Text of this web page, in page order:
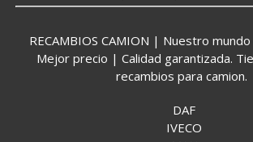
RECAMBIOS CAMION | Nuestro
Mejor precio | Calidad garantizada.
recambios para camion.
DAF
IVECO